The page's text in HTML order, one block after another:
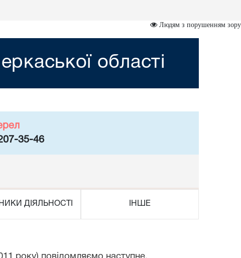
Людям з порушенням зору
області
35-46
ДІЯЛЬНОСТІ ІНШЕ